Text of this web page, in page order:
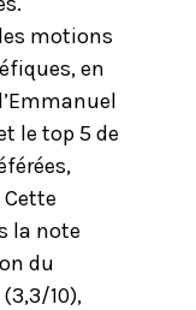
motions
en
le top 5 de
la note
du
10),